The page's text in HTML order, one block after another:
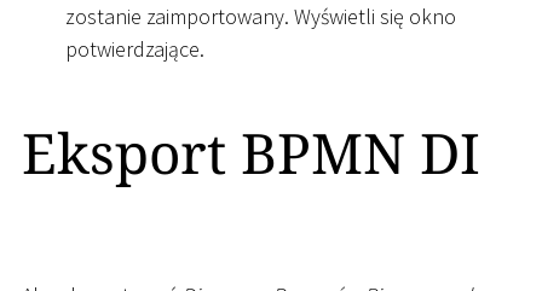
zostanie zaimportowany. Wyświetli się okno
potwierdzające.
Eksport BPMN DI